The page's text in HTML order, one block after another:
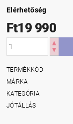
Elérhetőség
Ft19 990
TERMÉKKÓD
MÁRKA
KATEGÓRIA
JÓTÁLLÁS